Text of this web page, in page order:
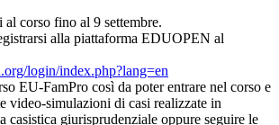
al corso fino al 9 settembre.
alla piattaforma EDUOPEN al
login/index.php?lang=en
EU-FamPro così da poter entrare nel corso e
video-simulazioni di casi realizzate in
casistica giurisprudenziale oppure seguire le